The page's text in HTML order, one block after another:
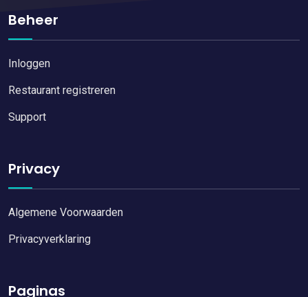
Beheer
Inloggen
Restaurant registreren
Support
Privacy
Algemene Voorwaarden
Privacyverklaring
Paginas